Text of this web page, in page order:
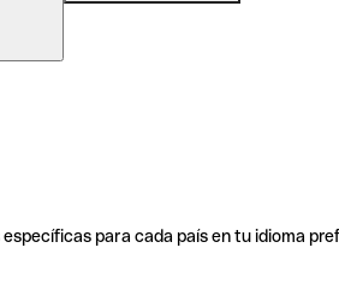
para cada país en tu idioma